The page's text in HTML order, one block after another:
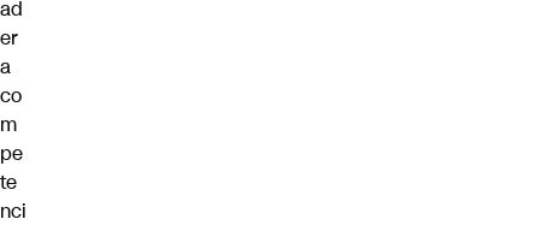
ad
er
a
co
m
pe
te
nci